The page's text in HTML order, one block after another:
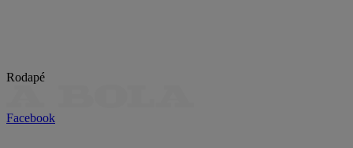
Rodapé
Facebook